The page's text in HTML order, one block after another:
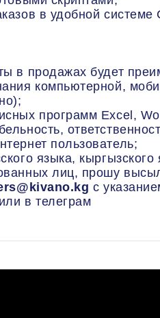
в удобной
в продажах будет
компьютерной,
программ Excel,
пользователь;
языка,
лиц, прошу
с
или в телеграм